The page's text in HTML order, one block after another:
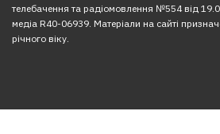
телебачення та радіомовлення №554 від
медіа R40-06939. Матеріали на сайті
річного віку.